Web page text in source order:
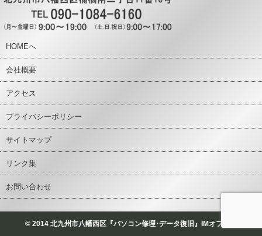
HOMEへ
会社概要
アクセス
プライバシーポリシー
サイトマップ
リンク集
お問い合わせ
© 2014 北九州市八幡西区『パソコン修理･データ復旧』IMオフィス